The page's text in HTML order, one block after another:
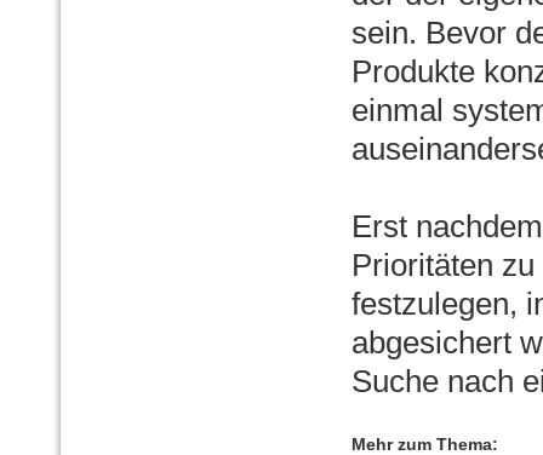
sein. Bevor
Produkte
einmal
Erst
Prioritäten
festzulegen,
abgesichert
Suche nach
Mehr zum Thema: